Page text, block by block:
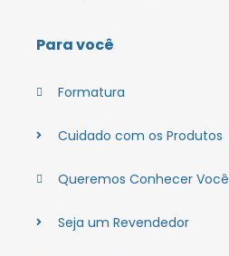
Para você
Formatura
Cuidado com os Produtos
Queremos Conhecer Você
Seja um Revendedor